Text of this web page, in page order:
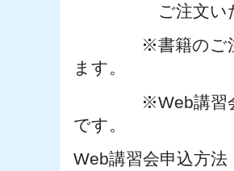
ご注文いた
※書籍のご注文
ます。
※Web講習会は
です。
Web講習会申込方